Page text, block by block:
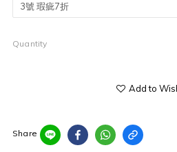
Quantity
Add to
Share